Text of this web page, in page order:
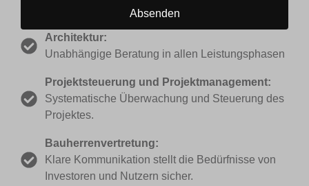
Absenden
Architektur:
Unabhängige Beratung in allen Leistungsphasen
Projektsteuerung und Projektmanagement:
Systematische Überwachung und Steuerung des
Projektes.
Bauherrenvertretung:
Klare Kommunikation stellt die Bedürfnisse von
Investoren und Nutzern sicher.